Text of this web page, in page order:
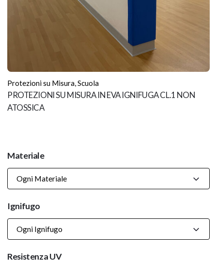
Protezioni su Misura,Scuola
PROTEZIONI SU MISURA IN EVA IGNIFUGA CL.1 NON
ATOSSICA
Materiale
Ogni Materiale
Ignifugo
Ogni Ignifugo
Resistenza UV